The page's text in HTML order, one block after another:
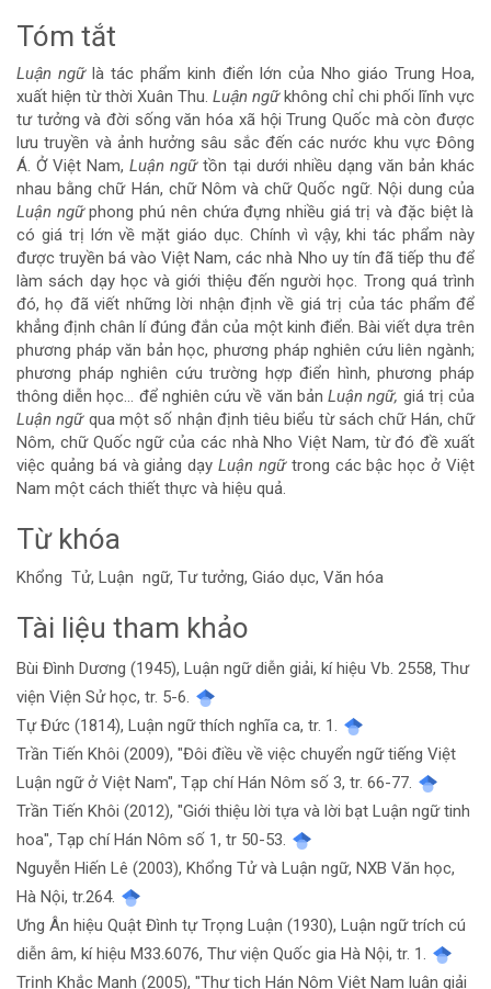
Nội
dung
chính
của
bài
viết
Tóm tắt
Luận ngữlà tác phẩm kinh điển lớn của Nho giáo Trung Hoa,
xuất hiện từ thời Xuân Thu. Luận ngữkhông chỉ chi phối lĩnh vực
tư tưởng và đời sống văn hóa xã hội Trung Quốc mà còn được
lưu truyền và ảnh hưởng sâu sắc đến các nước khu vực Đông
Á. Ở Việt Nam,Luận ngữtồn tại dưới nhiều dạng văn bản khác
nhau bằng chữ Hán, chữ Nôm và chữ Quốc ngữ. Nội dung của
Luận ngữphong phú nên chứa đựng nhiều giá trị và đặc biệt là
có giá trị lớn về mặt giáo dục. Chính vì vậy, khi tác phẩm này
được truyền bá vào Việt Nam, các nhà Nho uy tín đã tiếp thu để
làm sách dạy học và giới thiệu đến người học. Trong quá trình
đó, họ đã viết những lời nhận định về giá trị của tác phẩm để
khẳng định chân lí đúng đắn của một kinh điển. Bài viết dựa trên
phương pháp văn bản học, phương pháp nghiên cứu liên ngành;
phương pháp nghiên cứu trường hợp điển hình, phương pháp
thông diễn học... để nghiên cứu về văn bảnLuận ngữ, giá trị của
Luận ngữqua một số nhận định tiêu biểu từ sách chữ Hán, chữ
Nôm, chữ Quốc ngữ của các nhà Nho Việt Nam, từ đó đề xuất
việc quảng bá và giảng dạyLuận ngữtrong các bậc học ở Việt
Nam một cách thiết thực và hiệu quả.
Từ khóa
Khổng Tử, Luận ngữ, Tư tưởng, Giáo dục, Văn hóa
Chi
tiết
bài
viết
Tài liệu tham khảo
Bùi Đình Dương (1945), Luận ngữ diễn giải, kí hiệu Vb. 2558, Thư
viện Viện Sử học, tr. 5-6.
Tự Đức (1814), Luận ngữ thích nghĩa ca, tr. 1.
Trần Tiến Khôi (2009), "Đôi điều về việc chuyển ngữ tiếng Việt
Luận ngữ ở Việt Nam", Tạp chí Hán Nôm số 3, tr. 66-77.
Trần Tiến Khôi (2012), "Giới thiệu lời tựa và lời bạt Luận ngữ tinh
hoa", Tạp chí Hán Nôm số 1, tr 50-53.
Nguyễn Hiến Lê (2003), Khổng Tử và Luận ngữ, NXB Văn học,
Hà Nội, tr.264.
Ưng Ân hiệu Quật Đình tự Trọng Luận (1930), Luận ngữ trích cú
diễn âm, kí hiệu M33.6076, Thư viện Quốc gia Hà Nội, tr. 1.
Trịnh Khắc Mạnh (2005), "Thư tịch Hán Nôm Việt Nam luận giải